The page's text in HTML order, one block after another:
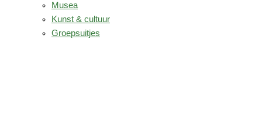
Musea
Kunst & cultuur
Groepsuitjes